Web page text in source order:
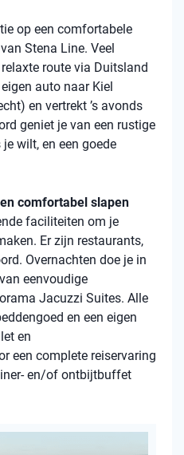
op een comfortabele
Stena Line. Veel
route via Duitsland
auto naar Kiel
en vertrekt ’s avonds
geniet je van een rustige
wilt, en een goede
comfortabel slapen
faciliteiten om je
Er zijn restaurants,
Overnachten doe je in
eenvoudige
Jacuzzi Suites. Alle
en een eigen
en
een complete reiservaring
en/of ontbijtbuffet